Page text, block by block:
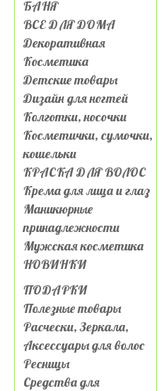
БАНЯ
ВСЕ ДЛЯ ДОМА
Декоративная
Косметика
Детские товары
Дизайн для ногтей
Колготки, носочки
Косметички, сумочки,
кошельки
КРАСКА ДЛЯ ВОЛОС
Крема для лица и глаз
Маникюрные
принадлежности
Мужская косметика
НОВИНКИ
ПОДАРКИ
Полезные товары
Расчески, Зеркала,
Аксессуары для волос
Ресницы
Средства для